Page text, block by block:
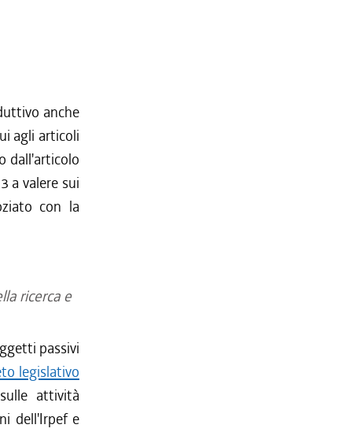
anche
agli articoli
dall'articolo
a valere sui
con la
ricerca e
passivi
legislativo
attività
dell'Irpef e